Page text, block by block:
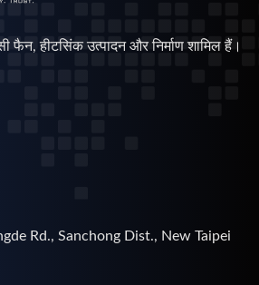
फैन, हीटसिंक उत्पादन और निर्माण शामिल हैं।
Rd., Sanchong Dist., New Taipei